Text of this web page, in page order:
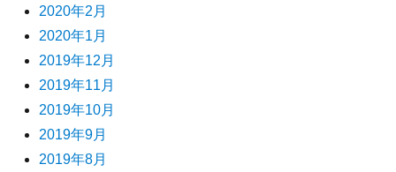
2020年2月
2020年1月
2019年12月
2019年11月
2019年10月
2019年9月
2019年8月